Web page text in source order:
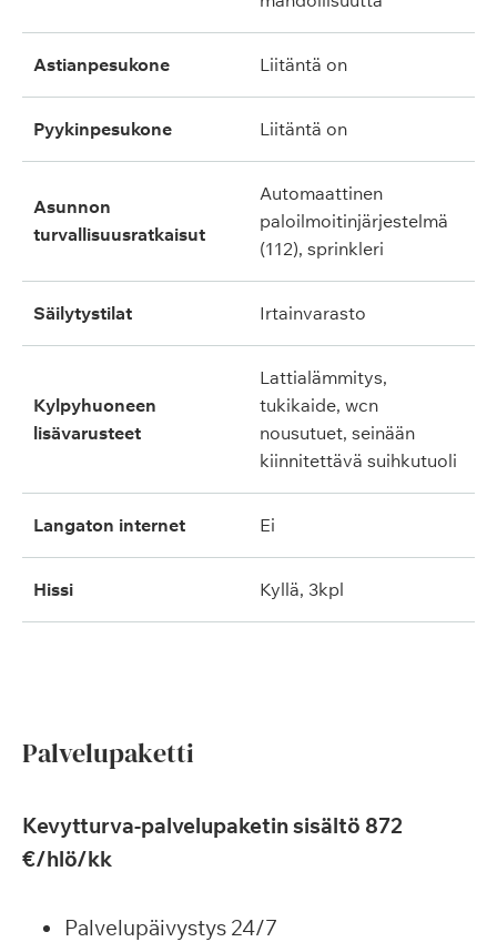
astianpesukone liitäntä on
pyykinpesukone liitäntä on
asunnon
turvallisuusratkaisut
automaattinen
paloilmoitinjärjestelmä
(112), sprinkleri
säilytystilat irtainvarasto
kylpyhuoneen
lisävarusteet
lattialämmitys,
tukikaide, wcn
nousutuet, seinään
kiinnitettävä suihkutuoli
langaton internet ei
hissi kyllä, 3kpl
Palvelupaketti
Kevytturva-palvelupaketin sisältö 872
€/hlö/kk
Palvelupäivystys 24/7